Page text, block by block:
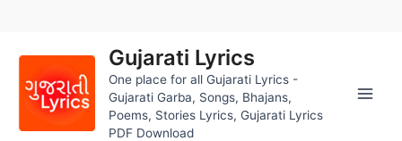
content
Gujarati Lyrics
One place for all Gujarati Lyrics -
Gujarati Garba, Songs, Bhajans,
Poems, Stories Lyrics, Gujarati Lyrics
PDF Download